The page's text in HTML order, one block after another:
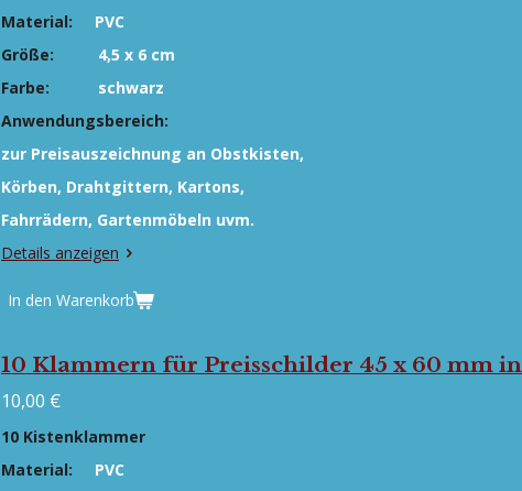
Material: PVC
Größe:
4,5 x 6 cm
Farbe:
schwarz
Anwendungsbereich:
zur Preisauszeichnung an Obstkisten,
Körben, Drahtgittern, Kartons,
Fahrrädern, Gartenmöbeln uvm.
Details anzeigen
In den Warenkorb
10 Klammern für Preisschilder 45 x 60 mm
10,00 €
10 Kistenklammer
Material: PVC